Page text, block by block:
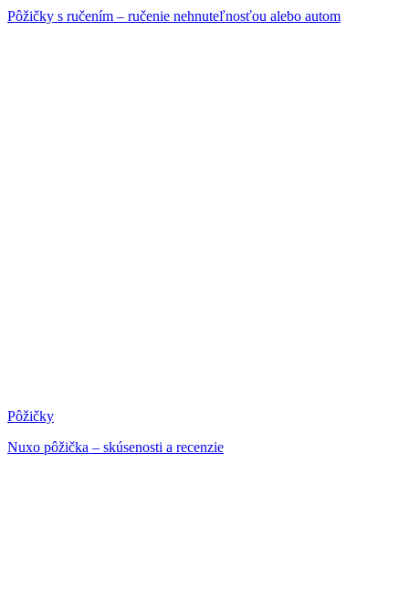
Pôžičky s ručením – ručenie nehnuteľnosťou alebo autom
Pôžičky
Nuxo pôžička – skúsenosti a recenzie